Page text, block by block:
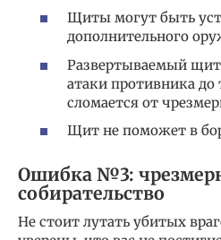
Щиты могут быть
дополнительного
Развертываемый щит
атаки противника до
сломается от
Щит не поможет в
Ошибка №3:
собирательство
Не стоит лутать убитых